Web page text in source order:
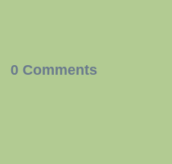
0 Comments